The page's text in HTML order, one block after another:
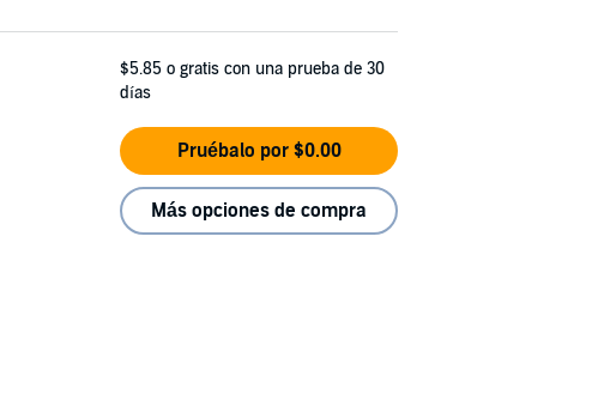
$5.85 o gratis con una prueba de 30
días
Pruébalo por $0.00
Más opciones de compra